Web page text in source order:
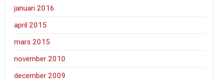
januari 2016
april 2015
mars 2015
november 2010
december 2009